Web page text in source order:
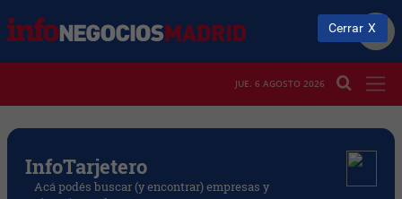
JUE. 6 AGOSTO 2026
InfoTarjetero
Acá podés buscar (y encontrar) empresas y
Cerrar